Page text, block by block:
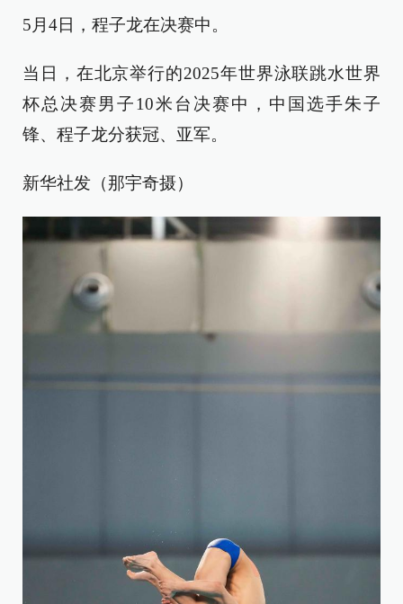
5月4日，程子龙在决赛中。
当日，在北京举行的2025年世界泳联跳水世界
杯总决赛男子10米台决赛中，中国选手朱子
锋、程子龙分获冠、亚军。
新华社发（那宇奇摄）